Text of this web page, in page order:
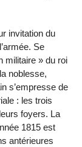
invitation du
Se
militaire » du roi
noblesse,
s’empresse de
: les trois
foyers. La
1815 est
antérieures